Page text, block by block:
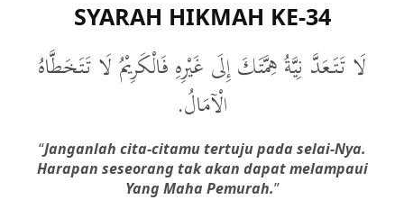
SYARAH HIKMAH KE-34
لَا تَتَعَدَّ نِيَّةُ هِمَّتَكَ إِلَى غَيْرِهِ فَالْكَرِيْمُ لَا تَتَخَطَّاهُ
الْآمَالُ.
“Janganlah cita-citamu tertuju pada selai-Nya.
Harapan seseorang tak akan dapat melampaui
Yang Maha Pemurah.”